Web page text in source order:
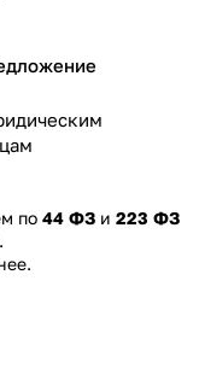
по 44 ФЗ и 223 ФЗ
.